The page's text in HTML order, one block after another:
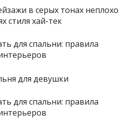
в серых тонах неплохо
стиля хай-тек
для девушки